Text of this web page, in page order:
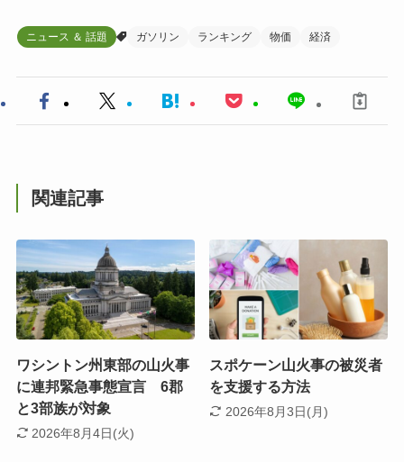
ニュース ＆ 話題 ガソリン ランキング 物価 経済
関連記事
ワシントン州東部の山火事
に連邦緊急事態宣言 6郡
と3部族が対象
2026年8月4日(火)
スポケーン山火事の被災者
を支援する方法
2026年8月3日(月)